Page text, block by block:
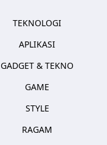
TEKNOLOGI
APLIKASI
GADGET & TEKNO
GAME
STYLE
RAGAM